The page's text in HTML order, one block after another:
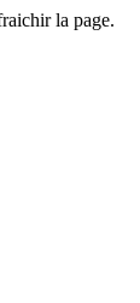
la page.